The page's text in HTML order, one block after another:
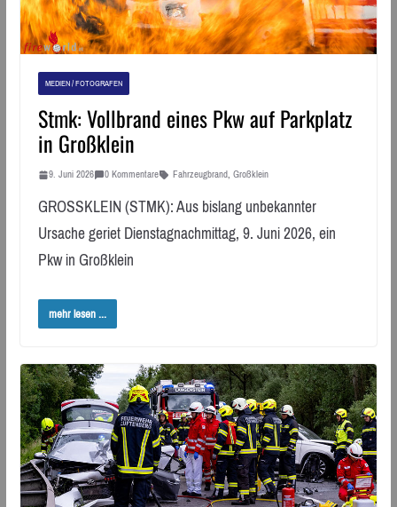
MEDIEN / FOTOGRAFEN
Stmk: Vollbrand eines Pkw auf Parkplatz
in Großklein
9. Juni 2026 0 Kommentare Fahrzeugbrand, Großklein
GROSSKLEIN (STMK): Aus bislang unbekannter
Ursache geriet Dienstagnachmittag, 9. Juni 2026, ein
Pkw in Großklein
mehr lesen ...